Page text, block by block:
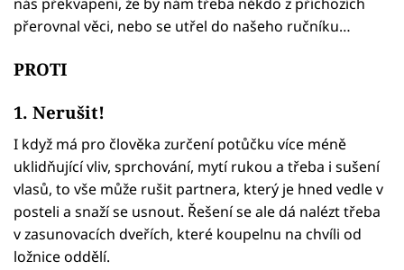
přerovnal věci, nebo se utřel do našeho ručníku…
PROTI
1. Nerušit!
I když má pro člověka zurčení potůčku více méně
uklidňující vliv, sprchování, mytí rukou a třeba i sušení
vlasů, to vše může rušit partnera, který je hned vedle v
posteli a snaží se usnout. Řešení se ale dá nalézt třeba
v zasunovacích dveřích, které koupelnu na chvíli od
ložnice oddělí.